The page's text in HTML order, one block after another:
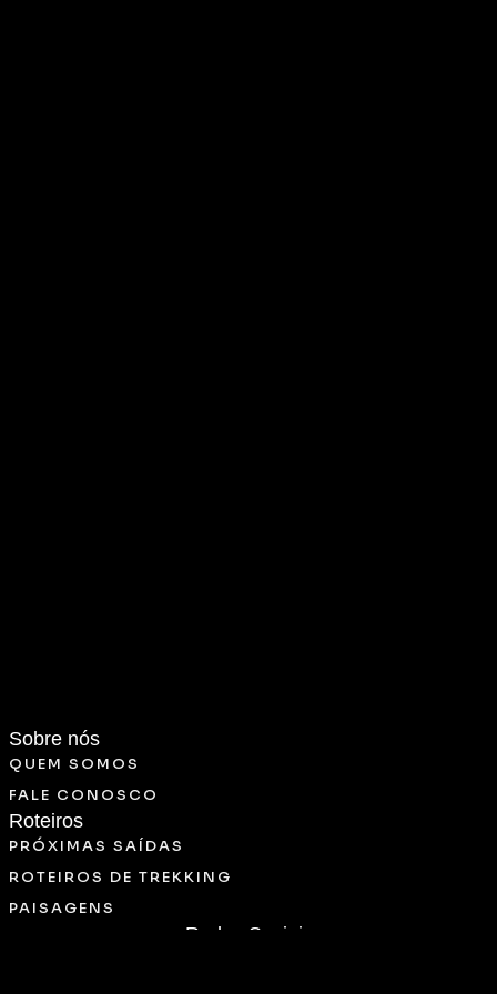
Sobre nós
QUEM SOMOS
FALE CONOSCO
Roteiros
PRÓXIMAS SAÍDAS
ROTEIROS DE TREKKING
PAISAGENS
Redes Sociais